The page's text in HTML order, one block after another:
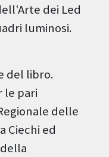
dei Led
luminosi.
del libro.
le pari
delle
Ciechi ed